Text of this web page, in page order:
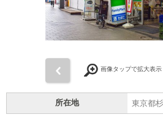
画像タップで拡大表示
所在地 東京都